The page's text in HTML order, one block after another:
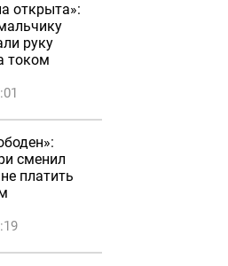
открыта»:
руку
током
сменил
платить